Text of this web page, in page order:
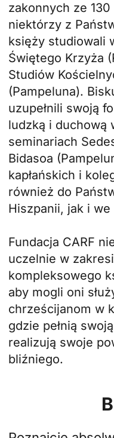
zakonnych ze
niektórzy z
księży studiowali
Świętego Krzyża
Studiów
(Pampeluna).
uzupełnili swoją
ludzką i duchową
seminariach
Bidasoa
kapłańskich i
również do
Hiszpanii, jak i we
Fundacja CARF
uczelnie w
kompleksowego
aby mogli oni
chrześcijanom w
gdzie pełnią
realizują swoje
bliźniego.